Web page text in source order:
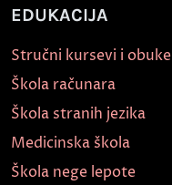
EDUKACIJA
Stručni kursevi i obuke
Škola računara
Škola stranih jezika
Medicinska škola
Škola nege lepote